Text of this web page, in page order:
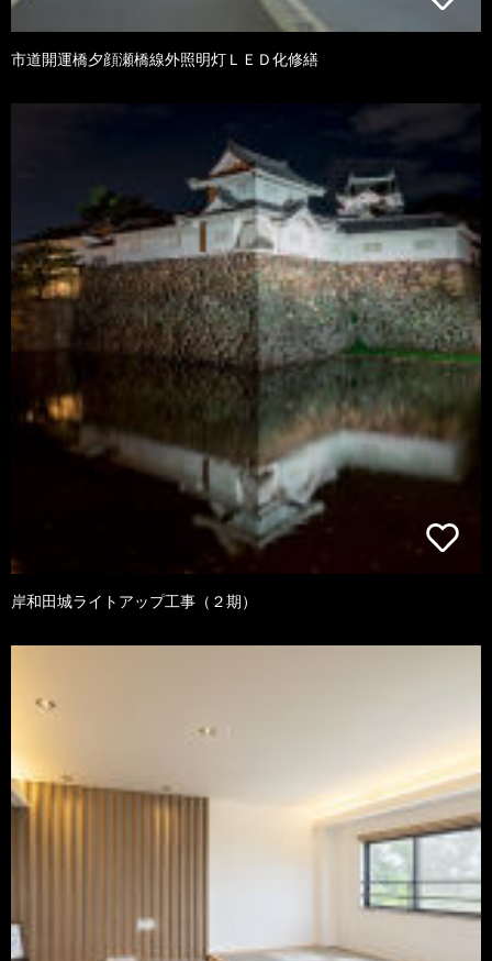
市道開運橋夕顔瀬橋線外照明灯ＬＥＤ化修繕
岸和田城ライトアップ工事（２期）